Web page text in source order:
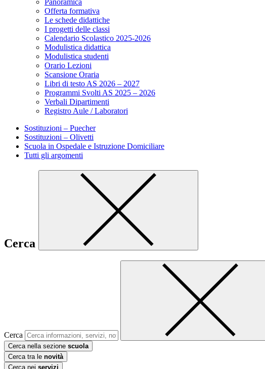
Panoramica
Offerta formativa
Le schede didattiche
I progetti delle classi
Calendario Scolastico 2025-2026
Modulistica didattica
Modulistica studenti
Orario Lezioni
Scansione Oraria
Libri di testo AS 2026 – 2027
Programmi Svolti AS 2025 – 2026
Verbali Dipartimenti
Registro Aule / Laboratori
Sostituzioni – Puecher
Sostituzioni – Olivetti
Scuola in Ospedale e Istruzione Domiciliare
Tutti gli argomenti
Cerca
Cerca
Cerca nella sezione scuola
Cerca tra le novità
Cerca nei servizi